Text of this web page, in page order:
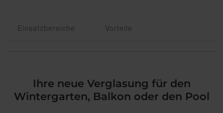
Einsatzbereiche Vorteile
Ihre neue Verglasung für den
Wintergarten, Balkon oder den Pool